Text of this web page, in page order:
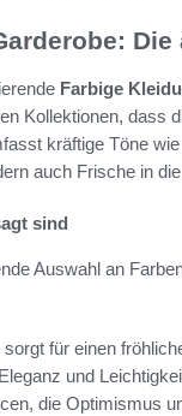
Farbige
Kollektionen, dass
kräftige Töne
auch Frische in die
sind
Auswahl an
für einen
und
die Optimismus